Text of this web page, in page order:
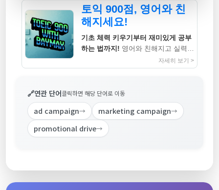
토익 900점, 영어와 친
해지세요!
기초 체력 키우기부터 재미있게 공부
하는 법까지! 영어와 친해지고 실력까
자세히 보기 >
🔗연관 단어클릭하면 해당 단어로 이동
ad campaign→ marketing campaign→
promotional drive→